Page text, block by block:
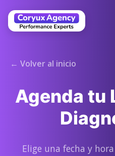
← Volver al inicio
Agenda tu
Elige una fecha y